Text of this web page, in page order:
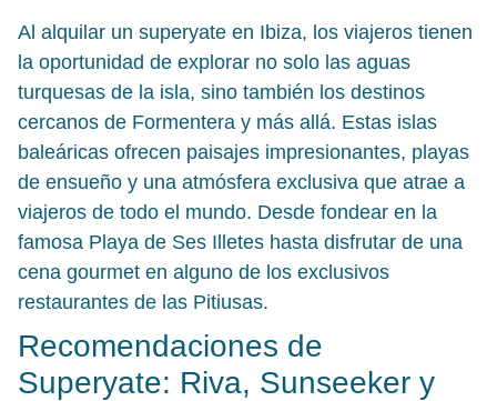
Al alquilar un superyate en Ibiza, los viajeros tienen
la oportunidad de explorar no solo las aguas
turquesas de la isla, sino también los destinos
cercanos de Formentera y más allá. Estas islas
baleáricas ofrecen paisajes impresionantes, playas
de ensueño y una atmósfera exclusiva que atrae a
viajeros de todo el mundo. Desde fondear en la
famosa Playa de Ses Illetes hasta disfrutar de una
cena gourmet en alguno de los exclusivos
restaurantes de las Pitiusas.
Recomendaciones de
Superyate: Riva, Sunseeker y